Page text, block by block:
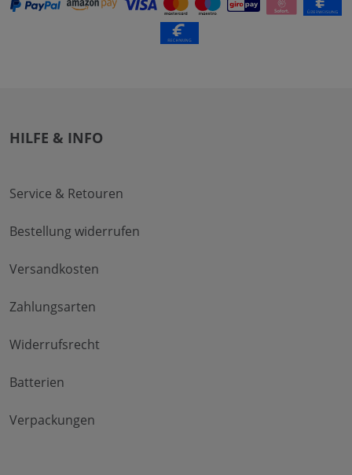
HILFE & INFO
Service & Retouren
Bestellung widerrufen
Versandkosten
Zahlungsarten
Widerrufsrecht
Batterien
Verpackungen